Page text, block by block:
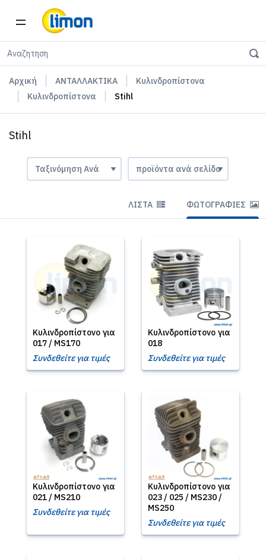
Αρχική ΑΝΤΑΛΛΑΚΤΙΚΑ
Κυλινδροπίστονα
Κυλινδροπίστονα
Stihl
Stihl
ΛΊΣΤΑ ΦΩΤΟΓΡΑΦΊΕΣ
Κυλινδροπίστονο για
017 / MS170
Συνδεθείτε για τιμές
Κυλινδροπίστονο για
018
Συνδεθείτε για τιμές
Κυλινδροπίστονο για
021 / MS210
Συνδεθείτε για τιμές
Κυλινδροπίστονο για
023 / 025 / MS230 /
MS250
Συνδεθείτε για τιμές